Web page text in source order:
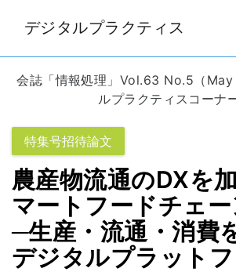
デジタルプラクティス
会誌「情報処理」Vol.63 No.5（
ルプラクティスコーナー
特集号招待論文
農産物流通のDXを
マートフードチェ
─生産・流通・消費
デジタルプラット